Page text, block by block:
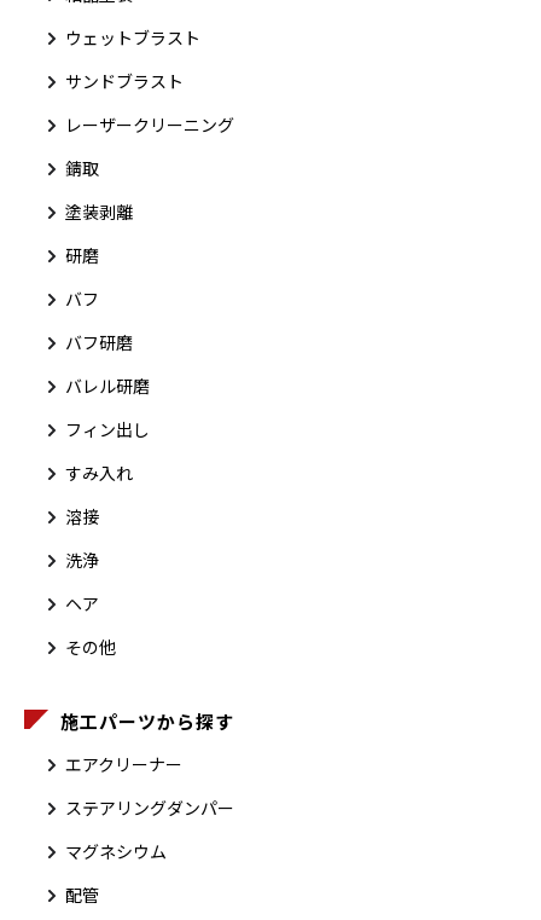
ウェットブラスト
サンドブラスト
レーザークリーニング
錆取
塗装剥離
研磨
バフ
バフ研磨
バレル研磨
フィン出し
すみ入れ
溶接
洗浄
ヘア
その他
施工パーツから探す
エアクリーナー
ステアリングダンパー
マグネシウム
配管